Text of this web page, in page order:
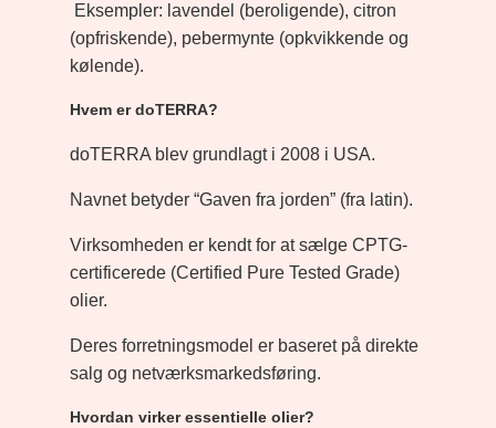
Eksempler: lavendel (beroligende), citron
(opfriskende), pebermynte (opkvikkende og
kølende).
Hvem er doTERRA?
doTERRA blev grundlagt i 2008 i USA.
Navnet betyder “Gaven fra jorden” (fra latin).
Virksomheden er kendt for at sælge CPTG-
certificerede (Certified Pure Tested Grade)
olier.
Deres forretningsmodel er baseret på direkte
salg og netværksmarkedsføring.
Hvordan virker essentielle olier?